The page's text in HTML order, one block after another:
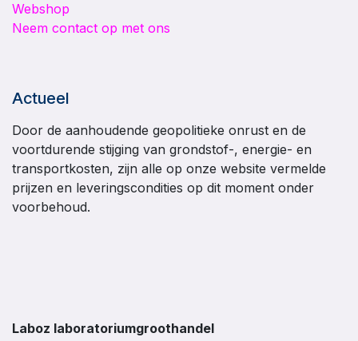
Webshop
Neem contact op met ons
Actueel
Door de aanhoudende geopolitieke onrust en de
voortdurende stijging van grondstof-, energie- en
transportkosten, zijn alle op onze website vermelde
prijzen en leveringscondities op dit moment onder
voorbehoud.
Laboz laboratoriumgroothandel